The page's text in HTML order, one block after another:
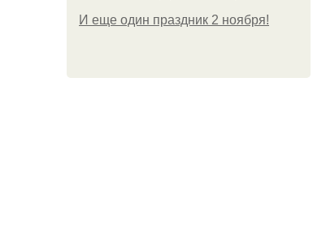
И еще один праздник 2 ноября!